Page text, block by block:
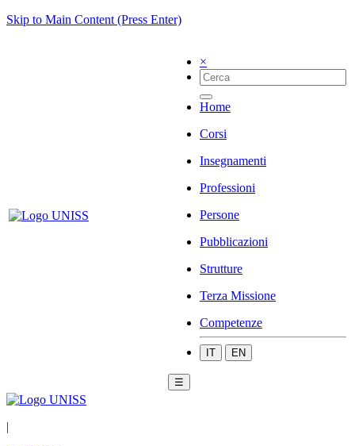
Skip to Main Content (Press Enter)
×
Home
Corsi
Insegnamenti
Professioni
Persone
Pubblicazioni
Strutture
Terza Missione
Competenze
IT EN
☰
|